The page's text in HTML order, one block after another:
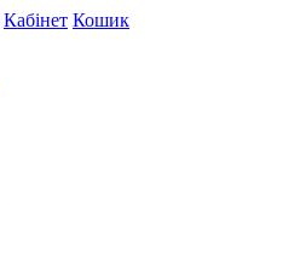
Кабінет Кошик